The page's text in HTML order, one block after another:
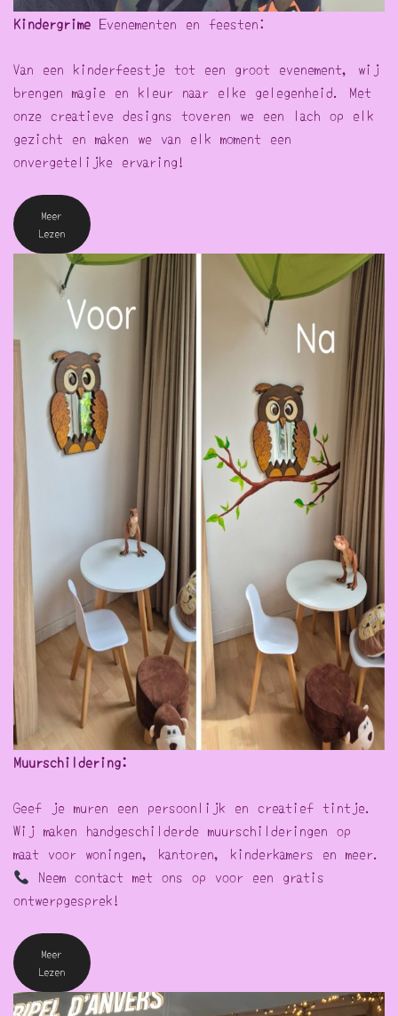
Kindergrime Evenementen en feesten:
Van een kinderfeestje tot een groot evenement, wij
brengen magie en kleur naar elke gelegenheid. Met
onze creatieve designs toveren we een lach op elk
gezicht en maken we van elk moment een
onvergetelijke ervaring!
Meer
Lezen
Muurschildering:
Geef je muren een persoonlijk en creatief tintje.
Wij maken handgeschilderde muurschilderingen op
maat voor woningen, kantoren, kinderkamers en meer.
Neem contact met ons op voor een gratis
ontwerpgesprek!
Meer
Lezen